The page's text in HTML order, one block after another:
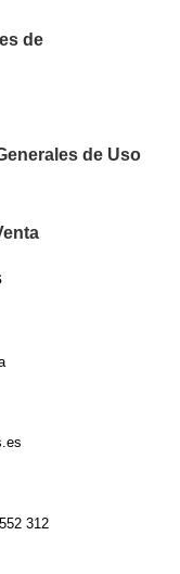
de
de Uso
312